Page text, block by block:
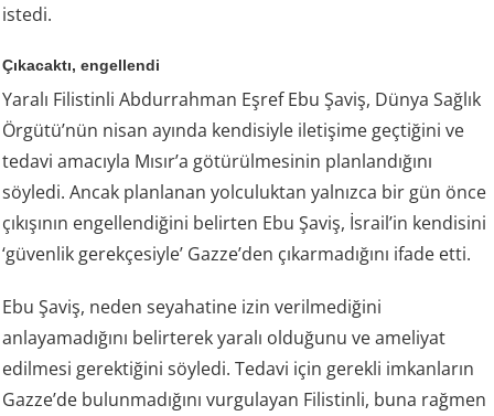
istedi.
Çıkacaktı, engellendi
Yaralı Filistinli Abdurrahman Eşref Ebu Şaviş, Dünya Sağlık
Örgütü’nün nisan ayında kendisiyle iletişime geçtiğini ve
tedavi amacıyla Mısır’a götürülmesinin planlandığını
söyledi. Ancak planlanan yolculuktan yalnızca bir gün önce
çıkışının engellendiğini belirten Ebu Şaviş, İsrail’in kendisini
‘güvenlik gerekçesiyle’ Gazze’den çıkarmadığını ifade etti.
Ebu Şaviş, neden seyahatine izin verilmediğini
anlayamadığını belirterek yaralı olduğunu ve ameliyat
edilmesi gerektiğini söyledi. Tedavi için gerekli imkanların
Gazze’de bulunmadığını vurgulayan Filistinli, buna rağmen